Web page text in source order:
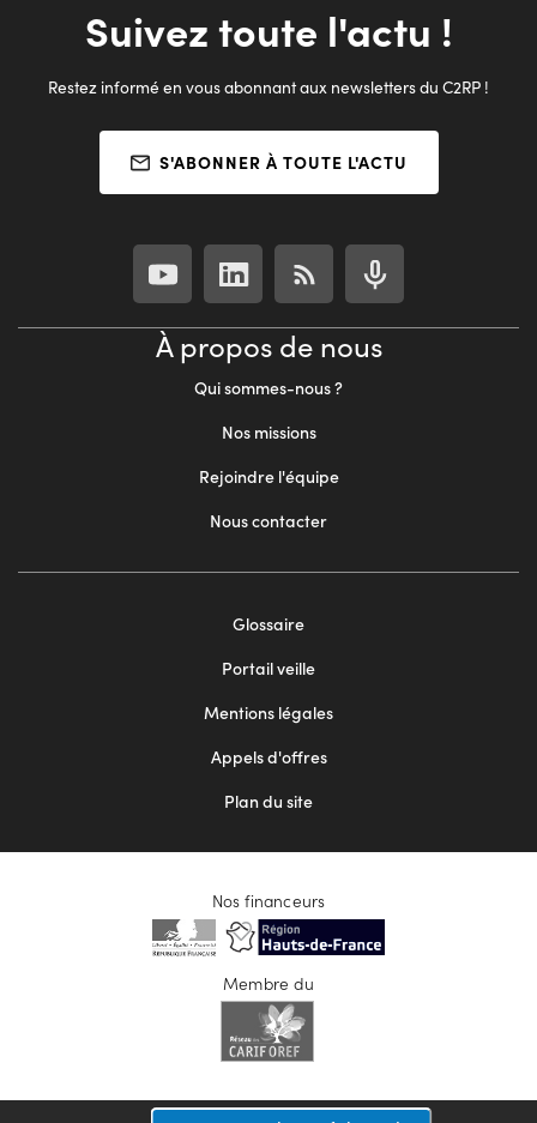
Suivez toute l'actu !
Restez informé en vous abonnant aux newsletters du C2RP !
S'ABONNER À TOUTE L'ACTU
À propos de nous
Qui sommes-nous ?
Nos missions
Rejoindre l'équipe
Nous contacter
Glossaire
Portail veille
Mentions légales
Appels d'offres
Plan du site
Nos financeurs
Membre du